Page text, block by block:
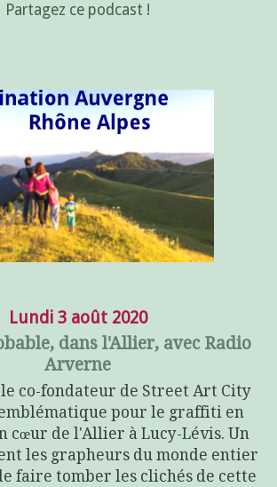
Partagez ce podcast !
Lundi 3 août 2020
dans l'Allier, avec Radio
Arverne
co-fondateur de Street Art City
pour le graffiti en
cœur de l'Allier à Lucy-Lévis. Un
les grapheurs du monde entier
faire tomber les clichés de cette